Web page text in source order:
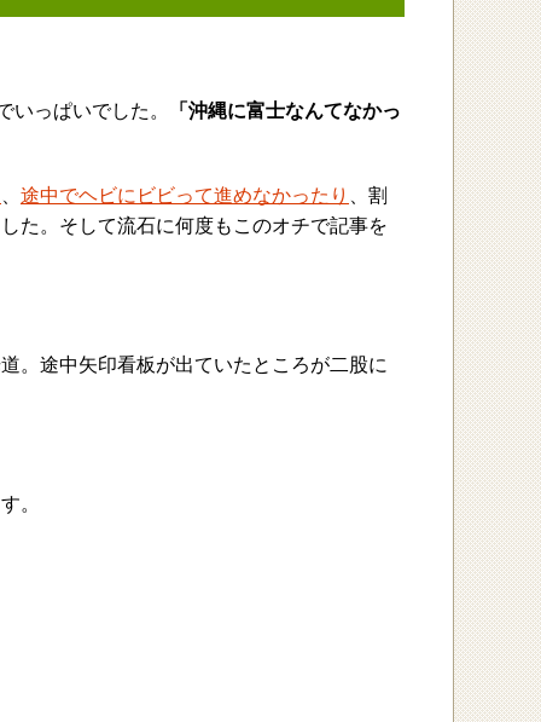
いっぱいでした。
「沖縄に富士なんてなかっ
、途中でヘビにビビって進めなかったり
、割
た。そして流石に何度もこのオチで記事を
。途中矢印看板が出ていたところが二股に
。